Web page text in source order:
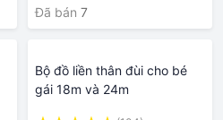
Đã bán 7
Bộ đồ liền thân đùi cho bé
gái 18m và 24m